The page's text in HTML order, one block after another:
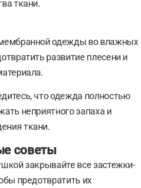
ткани.
одежды во влажных
развитие плесени и
что одежда полностью
неприятного запаха и
ткани.
советы
закрывайте все застежки-
предотвратить их